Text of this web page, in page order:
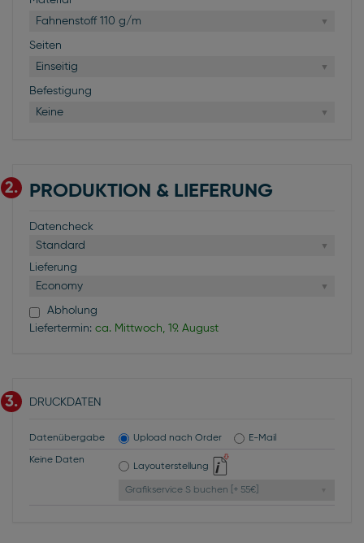
Fahnenstoff 110 g/m
Seiten
Einseitig
Befestigung
Keine
2. PRODUKTION & LIEFERUNG
Datencheck
Standard
Lieferung
Economy
Abholung
Liefertermin: ca. Mittwoch, 19. August
3. DRUCKDATEN
Datenübergabe Upload nach Order E-Mail
Keine Daten
Layouterstellung
Grafikservice S buchen [+ 55€]